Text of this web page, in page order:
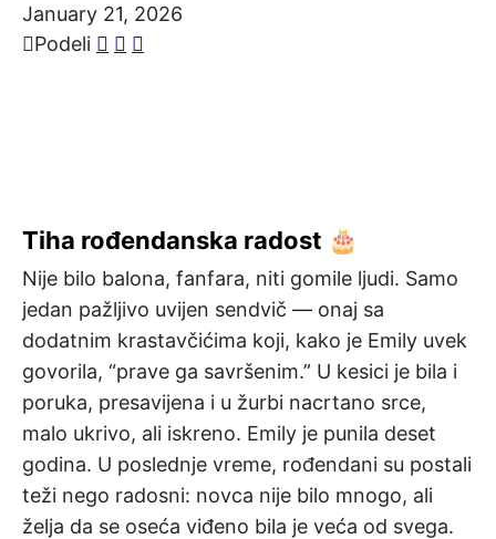
January 21, 2026
Podeli
Tiha rođendanska radost 🎂
Nije bilo balona, fanfara, niti gomile ljudi. Samo
jedan pažljivo uvijen sendvič — onaj sa
dodatnim krastavčićima koji, kako je Emily uvek
govorila, “prave ga savršenim.” U kesici je bila i
poruka, presavijena i u žurbi nacrtano srce,
malo ukrivo, ali iskreno. Emily je punila deset
godina. U poslednje vreme, rođendani su postali
teži nego radosni: novca nije bilo mnogo, ali
želja da se oseća viđeno bila je veća od svega.